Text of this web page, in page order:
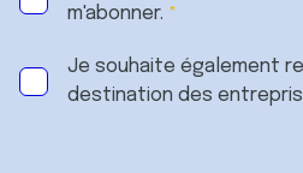
m'abonner.
Je souhaite également
destination des